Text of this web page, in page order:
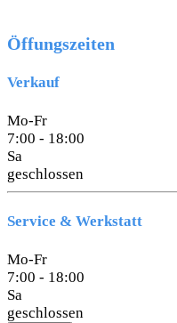
Öffungszeiten
Verkauf
Mo-Fr
7:00 - 18:00
Sa
geschlossen
Service & Werkstatt
Mo-Fr
7:00 - 18:00
Sa
geschlossen